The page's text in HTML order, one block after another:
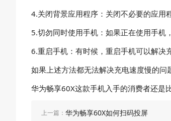
4.关闭背景应用程序：关闭不必要的应用
5.切勿同时使用手机：如果正在使用手机
6.重启手机：有时候，重启手机可以解决
如果上述方法都无法解决充电速度慢的问
华为畅享60X这款手机入手的消费者还是
上一篇： 华为畅享60X如何扫码投屏